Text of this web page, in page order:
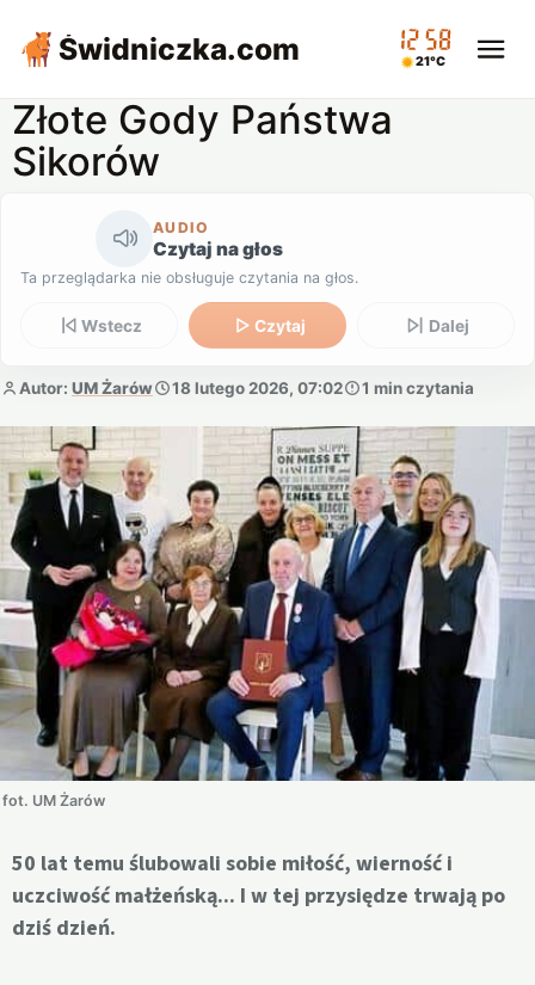
Świdniczka.com 12:58
21°C
Złote Gody Państwa
Sikorów
AUDIO
Czytaj na głos
Ta przeglądarka nie obsługuje czytania na głos.
Wstecz Czytaj Dalej
Autor: UM Żarów 18 lutego 2026, 07:02 1 min czytania
fot. UM Żarów
50 lat temu ślubowali sobie miłość, wierność i
uczciwość małżeńską... I w tej przysiędze trwają po
dziś dzień.